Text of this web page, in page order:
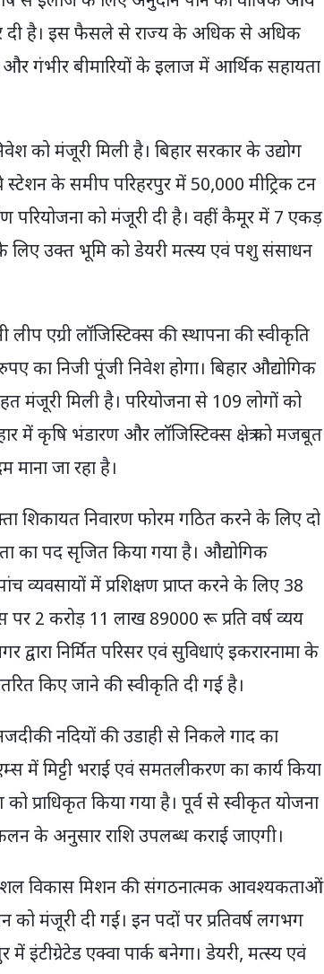
दी है। इस फैसले से राज्य के अधिक से अधिक
गंभीर बीमारियों के इलाज में आर्थिक सहायता
को मंजूरी मिली है। बिहार सरकार के उद्योग
के समीप परिहरपुर में 50,000 मीट्रिक टन
परियोजना को मंजूरी दी है। वहीं कैमूर में 7 एकड़
लिए उक्त भूमि को डेयरी मत्स्य एवं पशु संसाधन
एग्री लॉजिस्टिक्स की स्थापना की स्वीकृति
का निजी पूंजी निवेश होगा। बिहार औद्योगिक
मंजूरी मिली है। परियोजना से 109 लोगों को
में कृषि भंडारण और लॉजिस्टिक्स क्षेत्र को मजबूत
जा रहा है।
शिकायत निवारण फोरम गठित करने के लिए दो
का पद सृजित किया गया है। औद्योगिक
व्यवसायों में प्रशिक्षण प्राप्त करने के लिए 38
2 करोड़ 11 लाख 89000 रू प्रति वर्ष व्यय
निर्मित परिसर एवं सुविधाएं इकरारनामा के
किए जाने की स्वीकृति दी गई है।
नदियों की उडाही से निकले गाद का
में मिट्टी भराई एवं समतलीकरण का कार्य किया
प्राधिकृत किया गया है। पूर्व से स्वीकृत योजना
के अनुसार राशि उपलब्ध कराई जाएगी।
विकास मिशन की संगठनात्मक आवश्यकताओं
मंजूरी दी गई। इन पदों पर प्रतिवर्ष लगभग
इंटीग्रेटेड एक्वा पार्क बनेगा। डेयरी, मत्स्य एवं